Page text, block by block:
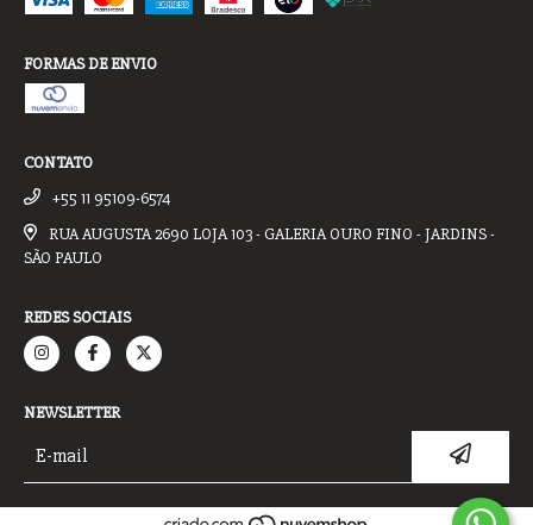
FORMAS DE ENVIO
CONTATO
+55 11 95109-6574
RUA AUGUSTA 2690 LOJA 103 - GALERIA OURO FINO - JARDINS -
SÃO PAULO
REDES SOCIAIS
NEWSLETTER